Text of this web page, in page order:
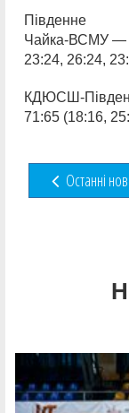
Південне
Чайка-ВСМУ —
23:24, 26:24,
КДЮСШ-
71:65 (18:16,
Останні